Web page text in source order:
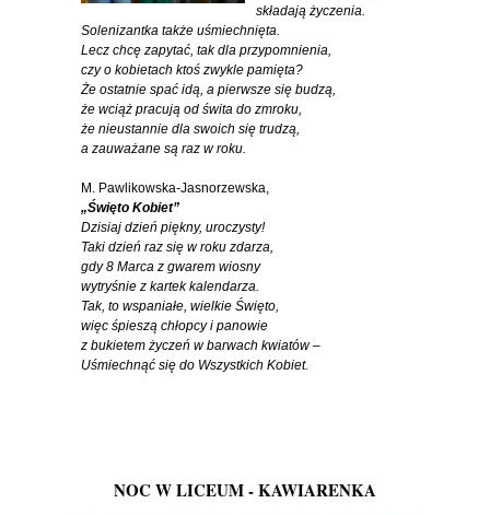
składają życzenia.
Solenizantka także uśmiechnięta.
Lecz chcę zapytać, tak dla przypomnienia,
czy o kobietach ktoś zwykle pamięta?
Że ostatnie spać idą, a pierwsze się budzą,
że wciąż pracują od świta do zmroku,
że nieustannie dla swoich się trudzą,
a zauważane są raz w roku.
M. Pawlikowska-Jasnorzewska,
„Święto Kobiet”
Dzisiaj dzień piękny, uroczysty!
Taki dzień raz się w roku zdarza,
gdy 8 Marca z gwarem wiosny
wytryśnie z kartek kalendarza.
Tak, to wspaniałe, wielkie Święto,
więc śpieszą chłopcy i panowie
z bukietem życzeń w barwach kwiatów –
Uśmiechnąć się do Wszystkich Kobiet.
NOC W LICEUM - KAWIARENKA